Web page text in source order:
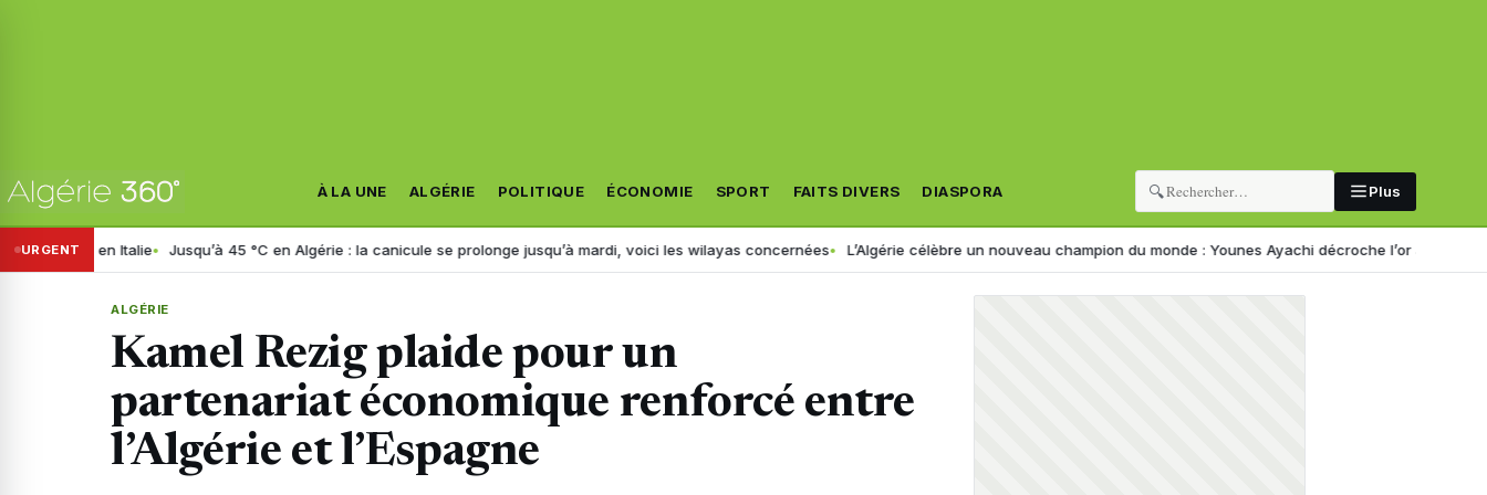
À LA UNE ALGÉRIE POLITIQUE ÉCONOMIE SPORT FAITS DIVERS DIASPORA 🔍 Plus
URGENT
Italie Jusqu’à 45 °C en Algérie : la canicule se prolonge jusqu’à mardi, voici les wilayas concernées L’Algérie célèbre un nouveau champion du monde : Younes Ayachi décroche l’or à Eugene Corruption :
ALGÉRIE
Kamel Rezig plaide pour un
partenariat économique renforcé entre
l’Algérie et l’Espagne